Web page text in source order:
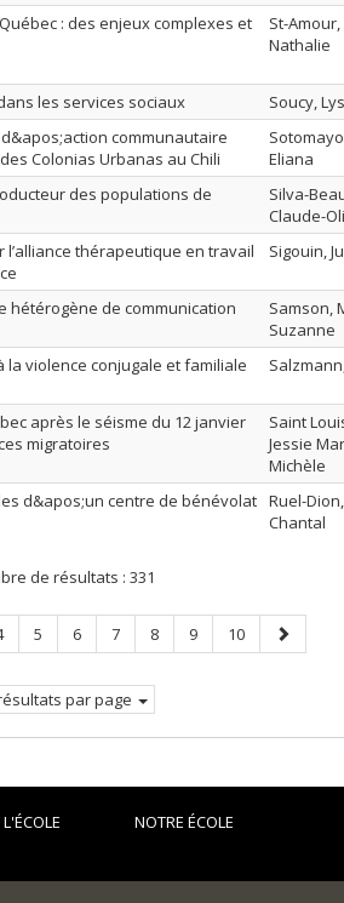
: des enjeux complexes et
St-Amour,
Nathalie
les services sociaux Soucy,
communautaire
Colonias Urbanas au Chili
Eliana
des populations de
Silva-
Claude-
thérapeutique en travail
Sigouin,
hétérogène de communication
Samson,
Suzanne
violence conjugale et familiale
après le séisme du 12 janvier
migratoires
Saint
Jessie
Michèle
d&apos;un centre de bénévolat Ruel-Dion,
Chantal
de résultats : 331
Page
5 Page
6 Page
7 Page
8 Page
9 Page
10
Page
suivante
par page
NOTRE ÉCOLE